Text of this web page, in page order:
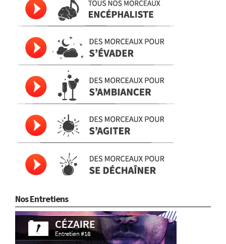
Nos Entretiens